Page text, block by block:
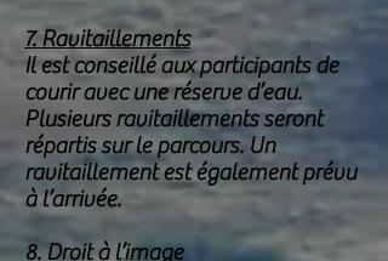
7. Ravitaillements
Il est conseillé aux participants de
courir avec une réserve d’eau.
Plusieurs ravitaillements seront
répartis sur le parcours. Un
ravitaillement est également prévu
à l’arrivée.
8. Droit à l’image